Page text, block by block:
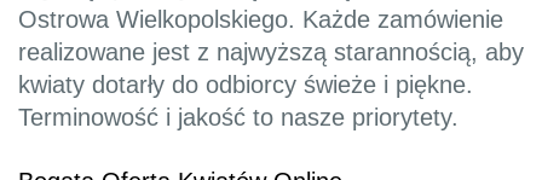
Ostrowa Wielkopolskiego. Każde zamówienie
realizowane jest z najwyższą starannością, aby
kwiaty dotarły do odbiorcy świeże i piękne.
Terminowość i jakość to nasze priorytety.